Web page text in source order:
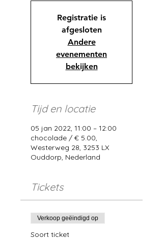
Registratie is
afgesloten
Andere
evenementen
bekijken
Tijd en locatie
05 jan 2022, 11:00 – 12:00
chocolade / € 5.00,
Westerweg 28, 3253 LX
Ouddorp, Nederland
Tickets
Verkoop geëindigd op
Soort ticket